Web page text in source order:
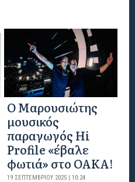
Ο Μαρουσιώτης
μουσικός
παραγωγός Hi
Profile «έβαλε
φωτιά» στο ΟΑΚΑ!
19 ΣΕΠΤΕΜΒΡΊΟΥ 2025 | 10:24